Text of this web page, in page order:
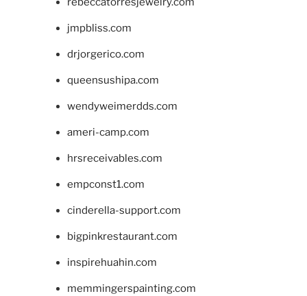
jmpbliss.com
drjorgerico.com
queensushipa.com
wendyweimerdds.com
ameri-camp.com
hrsreceivables.com
empconst1.com
cinderella-support.com
bigpinkrestaurant.com
inspirehuahin.com
memmingerspainting.com